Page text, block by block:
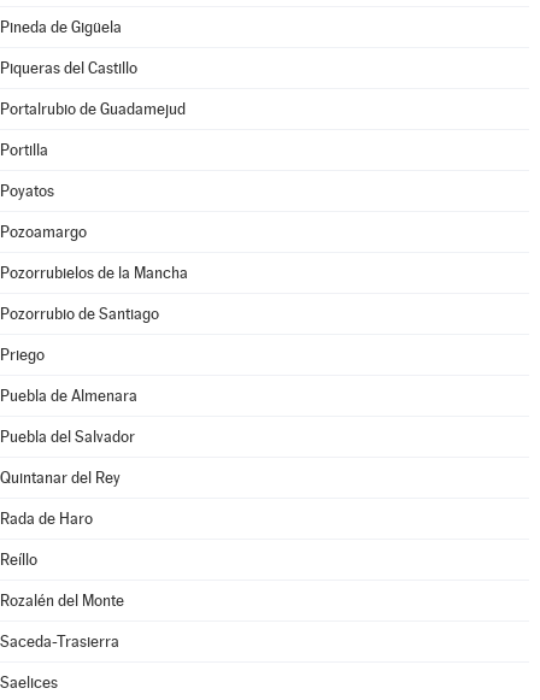
Pineda de Gigüela
Piqueras del Castillo
Portalrubio de Guadamejud
Portilla
Poyatos
Pozoamargo
Pozorrubielos de la Mancha
Pozorrubio de Santiago
Priego
Puebla de Almenara
Puebla del Salvador
Quintanar del Rey
Rada de Haro
Reíllo
Rozalén del Monte
Saceda-Trasierra
Saelices